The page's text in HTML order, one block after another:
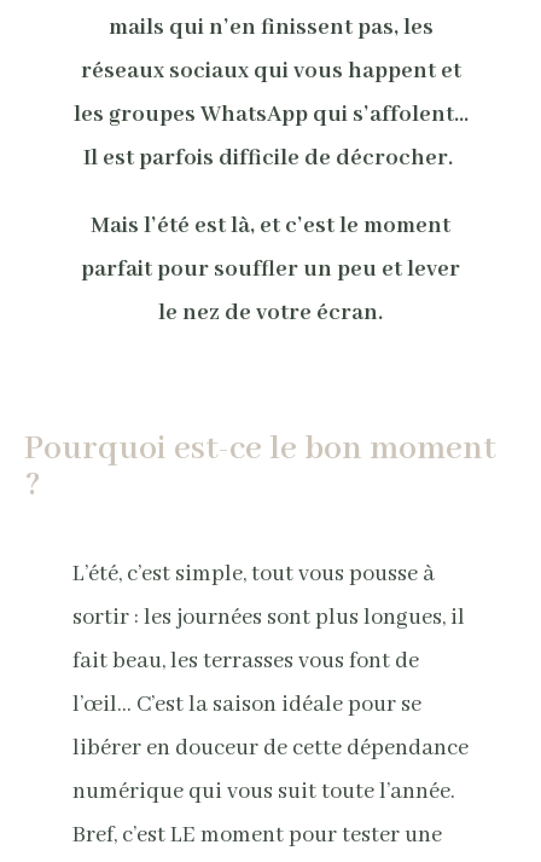
mails qui n’en finissent pas, les
réseaux sociaux qui vous happent et
les groupes WhatsApp qui s’affolent…
Il est parfois difficile de décrocher.
Mais l’été est là, et c’est le moment
parfait pour souffler un peu et lever
le nez de votre écran.
Pourquoi est-ce le bon moment
?
L’été, c’est simple, tout vous pousse à
sortir : les journées sont plus longues, il
fait beau, les terrasses vous font de
l’œil… C’est la saison idéale pour se
libérer en douceur de cette dépendance
numérique qui vous suit toute l’année.
Bref, c’est LE moment pour tester une